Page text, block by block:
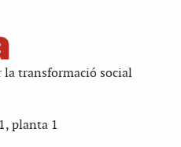
la transformació social
planta 1